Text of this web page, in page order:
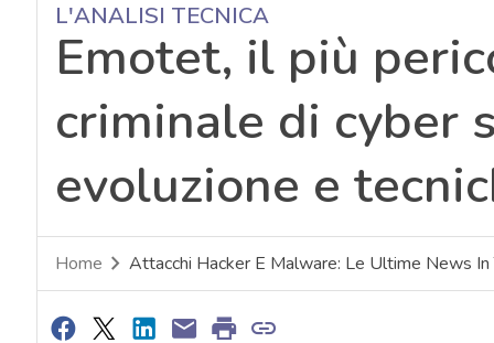
L'ANALISI TECNICA
Emotet, il più
criminale di cyber
evoluzione e
Home Attacchi Hacker E Malware: Le Ultime News